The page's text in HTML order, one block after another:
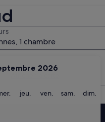
2026
mercredi
jeu. jeudiven. vendredi
sam. samedi
dim.
1 chambre